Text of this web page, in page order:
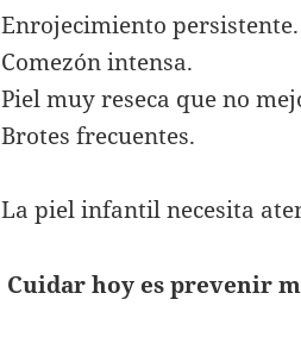
Enrojecimiento persistente.
Comezón intensa.
Piel muy reseca que no
Brotes frecuentes.
La piel infantil necesita
Cuidar hoy es prevenir